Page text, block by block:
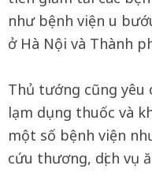
như bệnh viện u
ở Hà Nội và Thành
Thủ tướng cũng yêu
lạm dụng thuốc và
một số bệnh viện
cứu thương, dịch vụ